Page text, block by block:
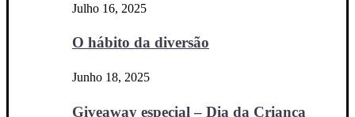
Julho 16, 2025
O hábito da diversão
Junho 18, 2025
Giveaway especial – Dia da Criança